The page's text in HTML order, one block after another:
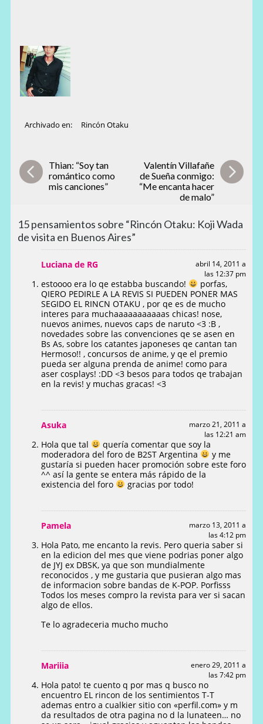
Archivado en: Rincón Otaku
Thian: “Soy tan
romántico como
mis canciones”
Valentín Villafañe
de Sueña conmigo:
“Me encanta hacer
de malo”
15 pensamientos sobre “Rincón Otaku: Koji Wada
de visita en Buenos Aires”
Luciana de RG
abril 14, 2011 a
las 12:37 pm
estoooo era lo qe estabba buscando!
porfas,
QIERO PEDIRLE A LA REVIS SI PUEDEN PONER MAS
SEGIDO EL RINCN OTAKU , por qe es de mucho
interes para muchaaaaaaaaaaas chicas! nose,
nuevos animes, nuevos caps de naruto <3 :B ,
novedades sobre las convenciones qe se asen en
Bs As, sobre los catantes japoneses qe cantan tan
Hermoso!! , concursos de anime, y qe el premio
pueda ser alguna prenda de anime! como para
aser cosplays! :DD <3 besos para todos qe trabajan
en la revis! y muchas gracas! <3
Asuka
marzo 21, 2011 a
las 12:21 am
Hola que tal
quería comentar que soy la
moderadora del foro de B2ST Argentina
y me
gustaría si pueden hacer promoción sobre este foro
^^ así la gente se entera más rápido de la
existencia del foro
gracias por todo!
Pamela
marzo 13, 2011 a
las 4:12 pm
Hola Pato, me encanto la revis. Pero queria saber si
en la edicion del mes que viene podrias poner algo
de JYJ ex DBSK, ya que son mundialmente
reconocidos , y me gustaria que pusieran algo mas
de informacion sobre bandas de K-POP. Porfisss
Todos los meses compro la revista para ver si sacan
algo de ellos.
Te lo agradeceria mucho mucho
Mariiia
enero 29, 2011 a
las 7:42 pm
Hola pato! te cuento q por mas q busco no
encuentro EL rincon de los sentimientos T-T
ademas entro a cualkier sitio con «perfil.com» y m
da resultados de otra pagina no d la lunateen… no